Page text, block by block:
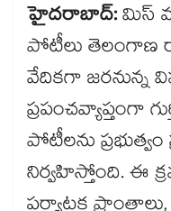
హైదరాబాద్:మిస్
పోటీలు
వేదికగా జరనున్న
ప్రపంచవ్యాప్తంగా
పోటీలను ప్రభుత్వం
నిర్వహిస్తోంది. ఈ